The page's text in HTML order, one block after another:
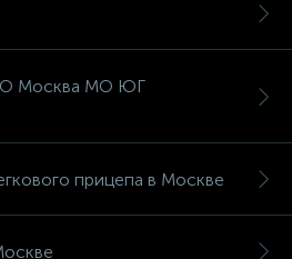
Москва МО ЮГ
прицепа в Москве